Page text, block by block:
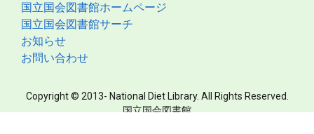
国立国会図書館ホームページ
国立国会図書館サーチ
お知らせ
お問い合わせ
Copyright © 2013- National Diet Library. All Rights Reserved.